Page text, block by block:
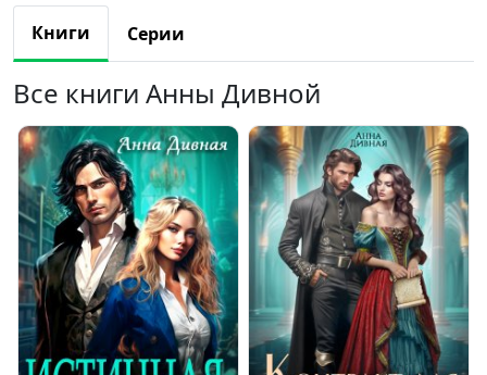
Книги Серии
Все книги Анны Дивной